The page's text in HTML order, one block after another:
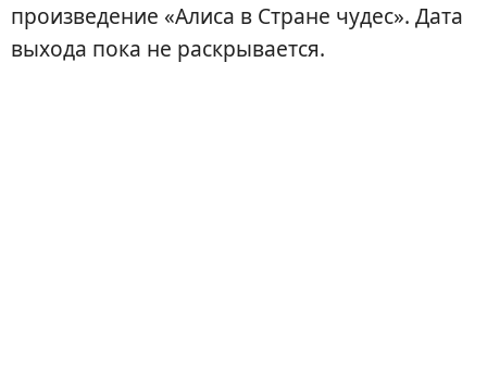
произведение «Алиса в Стране чудес». Дата
выхода пока не раскрывается.